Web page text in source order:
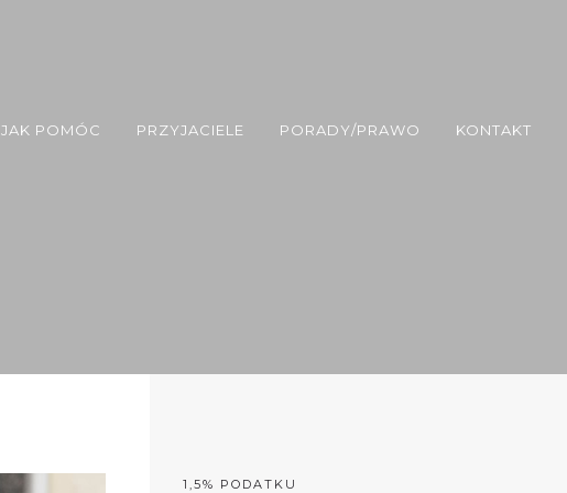
JAK POMÓC PRZYJACIELE PORADY/PRAWO KONTAKT
1,5% PODATKU